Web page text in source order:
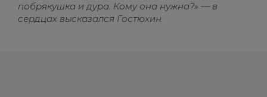
побрякушка и дура. Кому она нужна?» — в
сердцах высказался Гостюхин.